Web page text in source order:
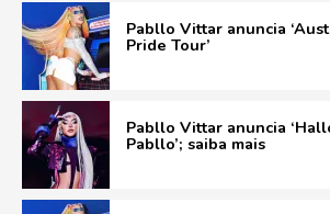
Pabllo Vittar anuncia
Pride Tour’
Pabllo Vittar anuncia
Pabllo’; saiba mais